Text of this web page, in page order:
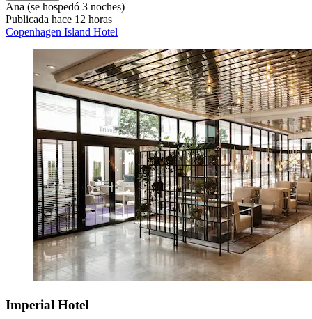
Ana (se hospedó 3 noches)
Publicada hace 12 horas
Copenhagen Island Hotel
Imperial Hotel